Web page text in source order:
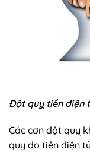
Đột quỵ tiền điện
Các cơn đột quỵ
quỵ do tiền điện